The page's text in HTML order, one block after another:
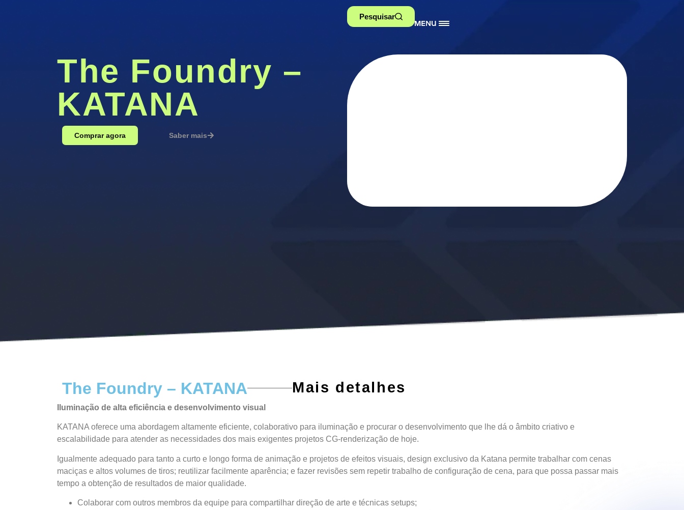
Pesquisar
The Foundry –
KATANA
Comprar agora Saber mais
The Foundry – KATANA Mais detalhes
Iluminação de alta eficiência e desenvolvimento visual
KATANA oferece uma abordagem altamente eficiente, colaborativo para iluminação e procurar o desenvolvimento que lhe dá o âmbito criativo e
escalabilidade para atender as necessidades dos mais exigentes projetos CG-renderização de hoje.
Igualmente adequado para tanto a curto e longo forma de animação e projetos de efeitos visuais, design exclusivo da Katana permite trabalhar com cenas
maciças e altos volumes de tiros; reutilizar facilmente aparência; e fazer revisões sem repetir trabalho de configuração de cena, para que possa passar mais
tempo a obtenção de resultados de maior qualidade.
Colaborar com outros membros da equipe para compartilhar direção de arte e técnicas setups;